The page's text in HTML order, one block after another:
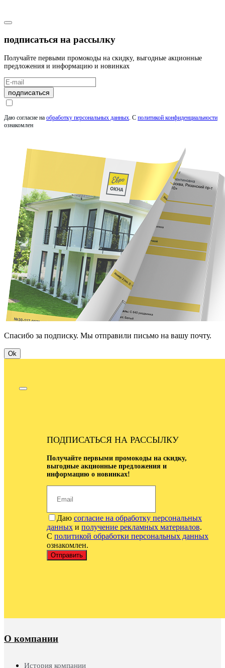
подписаться на рассылку
Получайте первыми промокоды на скидку, выгодные акционные
предложения и информацию и новинках
подписаться
Даю согласие на обработку персональных данных. С политикой конфиденциальности
ознакомлен
Спасибо за подписку. Мы отправили письмо на вашу почту.
Ok
ПОДПИСАТЬСЯ НА РАССЫЛКУ
Получайте первыми промокоды на скидку,
выгодные акционные предложения и
информацию о новинках!
Даю согласие на обработку персональных
данных и получение рекламных материалов.
С политикой обработки персональных данных
ознакомлен.
Отправить
О компании
История компании